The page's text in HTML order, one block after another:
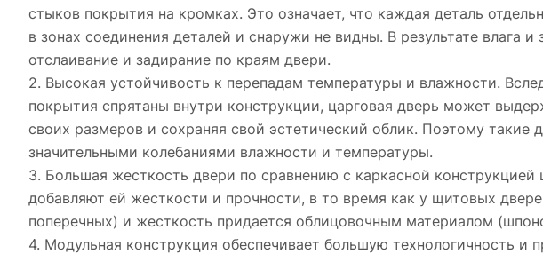
стыков покрытия на кромках. Это означает, что каждая деталь
в зонах соединения деталей и снаружи не видны. В результате влага
отслаивание и задирание по краям двери.
2. Высокая устойчивость к перепадам температуры и влажности.
покрытия спрятаны внутри конструкции, царговая дверь может
своих размеров и сохраняя свой эстетический облик. Поэтому
значительными колебаниями влажности и температуры.
3. Большая жесткость двери по сравнению с каркасной
добавляют ей жесткости и прочности, в то время как у щитовых
поперечных) и жесткость придается облицовочным материалом
4. Модульная конструкция обеспечивает большую технологичность